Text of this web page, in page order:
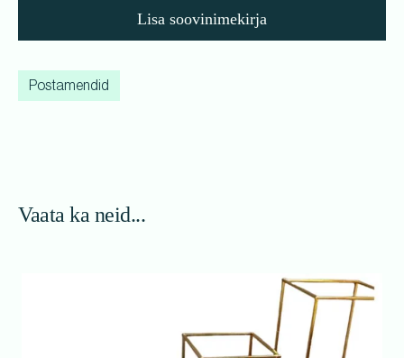
Lisa soovinimekirja
Postamendid
Vaata ka neid...